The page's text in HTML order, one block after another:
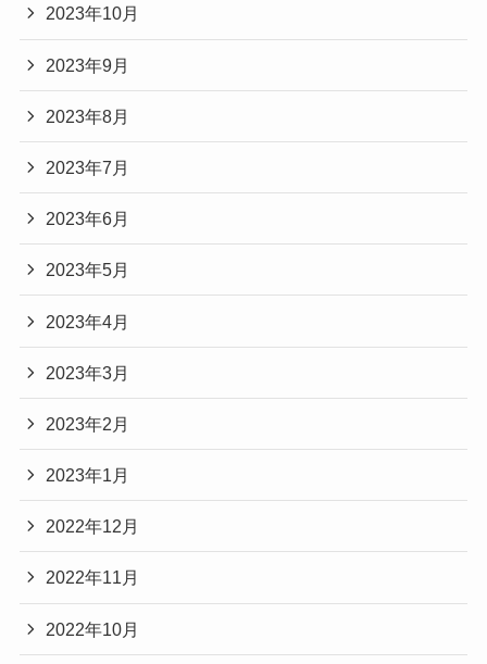
2023年10月
2023年9月
2023年8月
2023年7月
2023年6月
2023年5月
2023年4月
2023年3月
2023年2月
2023年1月
2022年12月
2022年11月
2022年10月